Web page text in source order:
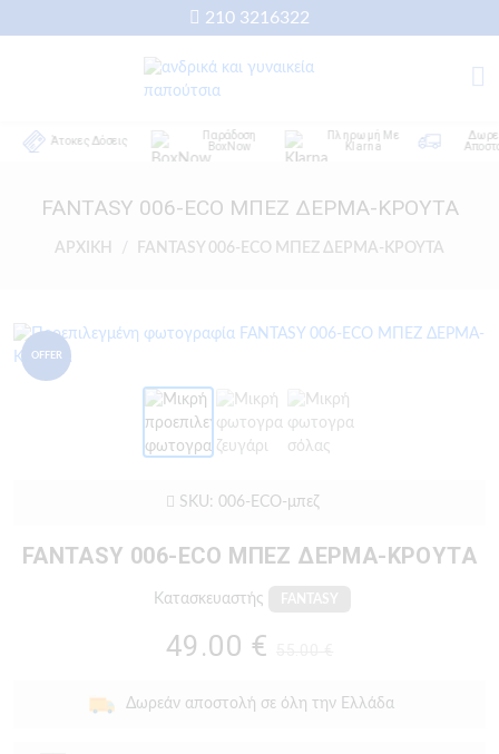
210 3216322
Άτοκες Δόσεις
Παράδοση
BoxNow
Πληρωμή Με
Δωρεάν
Αποστολή
FANTASY 006-ECO ΜΠΕΖ ΔΕΡΜΑ-ΚΡΟΥΤΑ
ΑΡΧΙΚΗ FANTASY 006-ECO ΜΠΕΖ ΔΕΡΜΑ-ΚΡΟΥΤΑ
OFFER
SKU: 006-ECO-μπεζ
FANTASY 006-ECO ΜΠΕΖ ΔΕΡΜΑ-ΚΡΟΥΤΑ
Κατασκευαστής
49.00 €
Δωρεάν αποστολή σε όλη την Ελλάδα